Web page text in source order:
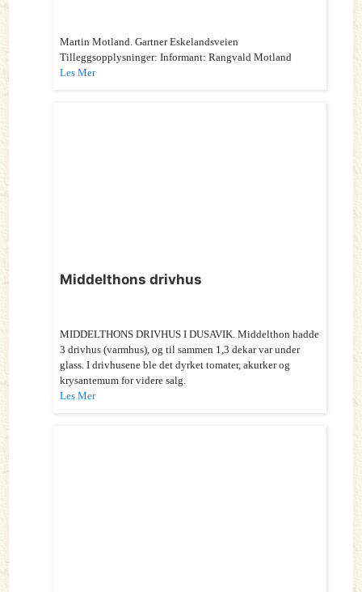
Martin Motland. Gartner Eskelandsveien
Tilleggsopplysninger: Informant: Rangvald Motland
Les Mer
Middelthons drivhus
MIDDELTHONS DRIVHUS I DUSAVIK. Middelthon hadde
3 drivhus (varmhus), og til sammen 1,3 dekar var under
glass. I drivhusene ble det dyrket tomater, akurker og
krysantemum for videre salg.
Les Mer